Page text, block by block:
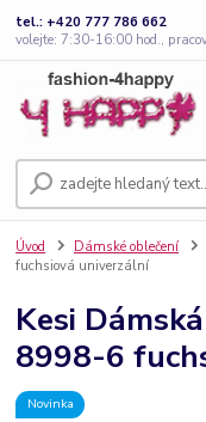
tel.: +420 777 786 662
volejte: 7:30-16:00 hod.,
Úvod Dámské oblečení
fuchsiová univerzální
Kesi
8998-6
Novinka